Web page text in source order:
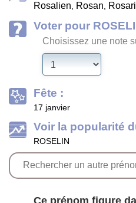
Rosalien, Rosan,
Voter pour
Choisissez une note
Fête :
17 janvier
Voir la popularité
ROSELIN